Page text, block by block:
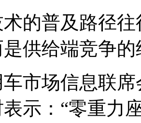
的普及路径
供给端竞争的
市场信息联
示：“零重力